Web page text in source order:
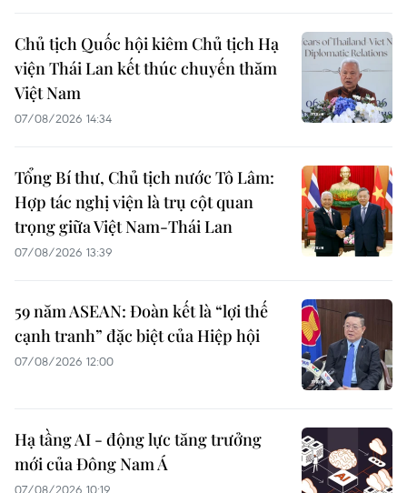
Chủ tịch Quốc hội kiêm Chủ tịch Hạ
viện Thái Lan kết thúc chuyến thăm
Việt Nam
07/08/2026 14:34
Tổng Bí thư, Chủ tịch nước Tô Lâm:
Hợp tác nghị viện là trụ cột quan
trọng giữa Việt Nam-Thái Lan
07/08/2026 13:39
59 năm ASEAN: Đoàn kết là “lợi thế
cạnh tranh” đặc biệt của Hiệp hội
07/08/2026 12:00
Hạ tầng AI - động lực tăng trưởng
mới của Đông Nam Á
07/08/2026 10:19